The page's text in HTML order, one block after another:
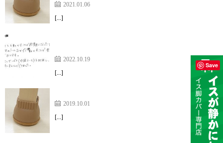
2021.01.06
[…]
2022.10.19
[…]
大変満足しています❤️【家具のスベリ材キャップ】
2019.10.01
[…]
Save